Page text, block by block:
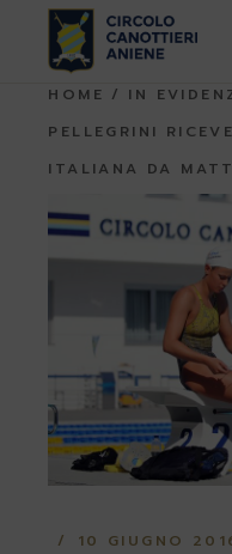
content
HOME IN
PELLEGRINI
ITALIANA DA
10 GIUGNO